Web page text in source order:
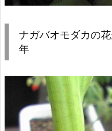
ナガバオモダカの
年